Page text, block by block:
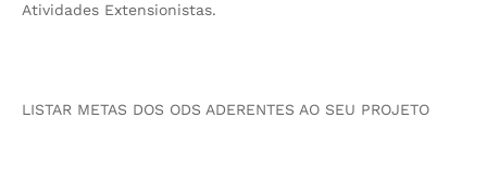
Atividades Extensionistas.
LISTAR METAS DOS ODS ADERENTES AO SEU PROJETO